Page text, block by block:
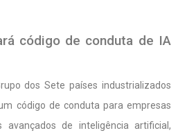
código de conduta de IA
dos Sete países industrializados
código de conduta para empresas
avançados de inteligência artificial,